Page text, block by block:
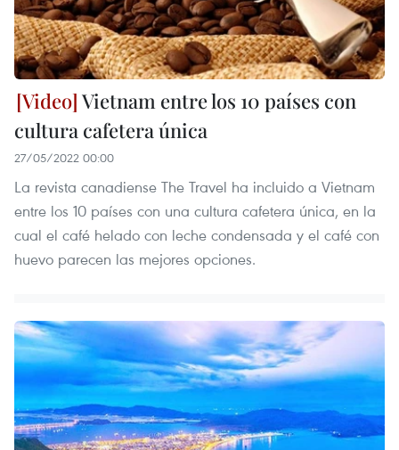
Vietnam entre los 10 países con
cultura cafetera única
27/05/2022 00:00
La revista canadiense The Travel ha incluido a Vietnam
entre los 10 países con una cultura cafetera única, en la
cual el café helado con leche condensada y el café con
huevo parecen las mejores opciones.